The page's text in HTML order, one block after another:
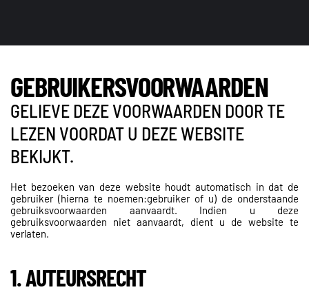
GEBRUIKERSVOORWAARDEN
GELIEVE DEZE VOORWAARDEN DOOR TE
LEZEN VOORDAT U DEZE WEBSITE
BEKIJKT.
Het bezoeken van deze website houdt automatisch in dat de
gebruiker (hierna te noemen:gebruiker of u) de onderstaande
gebruiksvoorwaarden aanvaardt. Indien u deze
gebruiksvoorwaarden niet aanvaardt, dient u de website te
verlaten.
1. AUTEURSRECHT